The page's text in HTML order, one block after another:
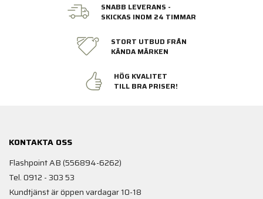
SNABB LEVERANS -
SKICKAS INOM 24 TIMMAR
STORT UTBUD FRÅN
KÄNDA MÄRKEN
HÖG KVALITET
TILL BRA PRISER!
KONTAKTA OSS
Flashpoint AB (556894-6262)
Tel. 0912 - 303 53
Kundtjänst är öppen vardagar 10-18